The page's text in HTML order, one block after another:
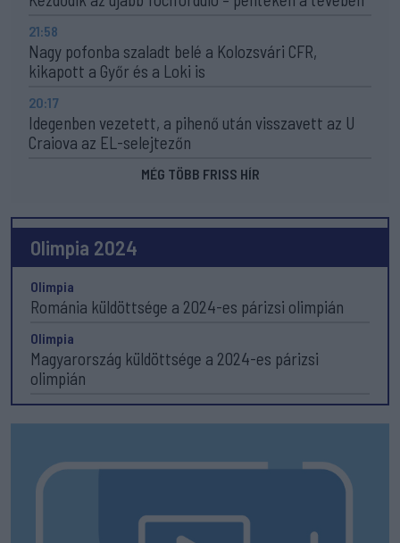
21:58
Nagy pofonba szaladt belé a Kolozsvári CFR,
kikapott a Győr és a Loki is
20:17
Idegenben vezetett, a pihenő után visszavett az U
Craiova az EL-selejtezőn
MÉG TÖBB FRISS HÍR
Olimpia 2024
Olimpia
Románia küldöttsége a 2024-es párizsi olimpián
Olimpia
Magyarország küldöttsége a 2024-es párizsi
olimpián